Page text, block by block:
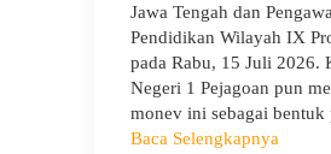
Jawa Tengah dan
Pendidikan Wilayah IX
pada Rabu, 15 Juli 2026.
Negeri 1 Pejagoan pun
monev ini sebagai
Baca Selengkapnya: